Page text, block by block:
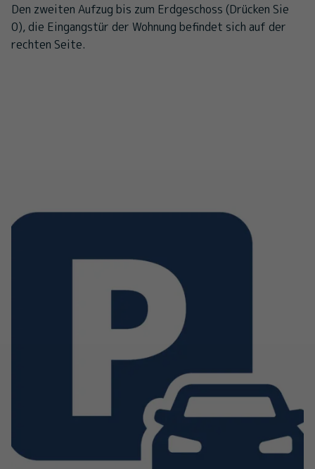
Den zweiten Aufzug bis zum Erdgeschoss (Drücken Sie
0), die Eingangstür der Wohnung befindet sich auf der
rechten Seite.